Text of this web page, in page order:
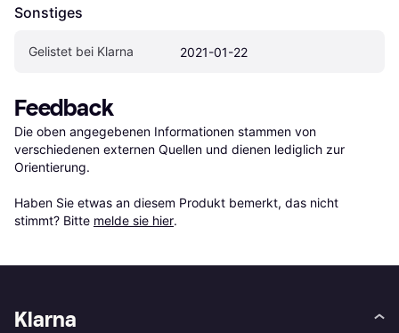
Sonstiges
Gelistet bei Klarna 2021-01-22
Feedback
Die oben angegebenen Informationen stammen von
verschiedenen externen Quellen und dienen lediglich zur
Orientierung.
Haben Sie etwas an diesem Produkt bemerkt, das nicht
stimmt? Bitte melde sie hier.
Klarna